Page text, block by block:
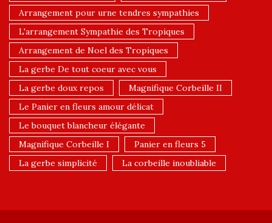
Arrangement pour urne tendres sympathies
L'arrangement Sympathie des Tropiques
Arrangement de Noel des Tropiques
La gerbe De tout coeur avec vous
La gerbe doux repos
Magnifique Corbeille II
Le Panier en fleurs amour délicat
Le bouquet blancheur élégante
Magnifique Corbeille I
Panier en fleurs 5
La gerbe simplicité
La corbeille inoubliable